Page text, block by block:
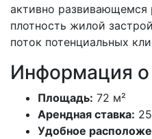
активно
плотность жилой
поток потенциальных
Информация
Площадь: 72 м²
Арендная ставка:
Удобное